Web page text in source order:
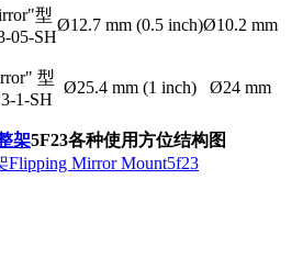
型
05-SH
Ø12.7 mm (0.5 inch)Ø10.2 mm
型
1-SH
Ø25.4 mm (1 inch) Ø24 mm
架5F23各种使用方位结构图
Flipping Mirror Mount5f23